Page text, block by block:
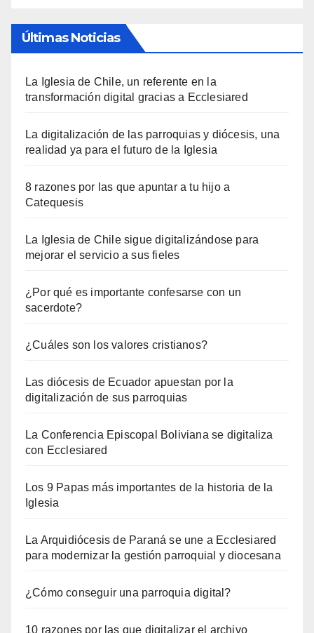
Últimas Noticias
La Iglesia de Chile, un referente en la
transformación digital gracias a Ecclesiared
La digitalización de las parroquias y diócesis, una
realidad ya para el futuro de la Iglesia
8 razones por las que apuntar a tu hijo a
Catequesis
La Iglesia de Chile sigue digitalizándose para
mejorar el servicio a sus fieles
¿Por qué es importante confesarse con un
sacerdote?
¿Cuáles son los valores cristianos?
Las diócesis de Ecuador apuestan por la
digitalización de sus parroquias
La Conferencia Episcopal Boliviana se digitaliza
con Ecclesiared
Los 9 Papas más importantes de la historia de la
Iglesia
La Arquidiócesis de Paraná se une a Ecclesiared
para modernizar la gestión parroquial y diocesana
¿Cómo conseguir una parroquia digital?
10 razones por las que digitalizar el archivo